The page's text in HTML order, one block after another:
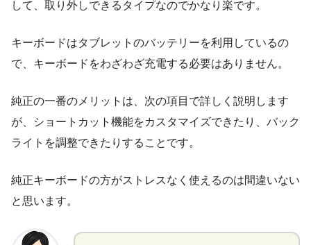
して、取り外しできるタイプなのでかなり楽です。
キーボードはタブレットのバッテリーを利用しているの
で、キーボードをわざわざ充電する必要はありません。
純正の一番のメリットは、次の項目で詳しく説明します
が、ショートカット機能をカスタマイズできたり、バック
ライトを調整できたりすることです。
純正キーボードの方がストレスなく使えるのは間違いない
と思います。